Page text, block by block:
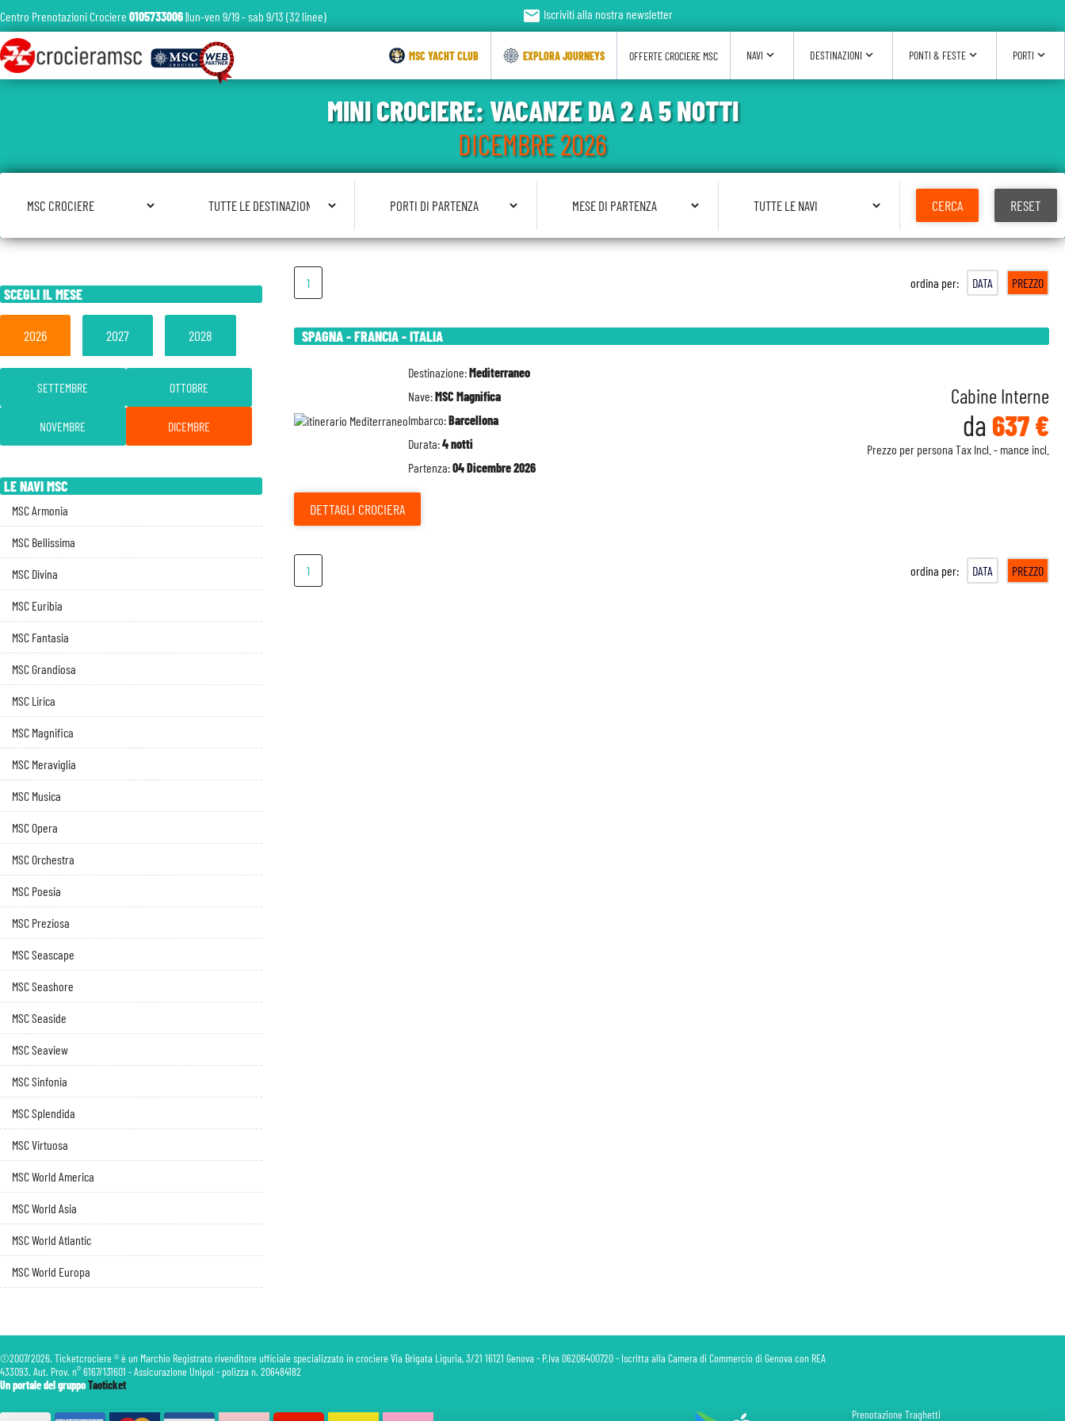
1 ordina per: DATA PREZZO
SPAGNA - FRANCIA - ITALIA
Destinazione:Mediterraneo
Nave:MSC Magnifica
Imbarco:Barcellona
Durata:4 notti
Partenza:04 Dicembre 2026
Cabine Interne
da 637 €
Prezzo per persona Tax Incl. - mance incl.
DETTAGLI CROCIERA
1 ordina per: DATA PREZZO
SCEGLI IL MESE
2026
SETTEMBRE OTTOBRE
NOVEMBRE DICEMBRE
2027 2028
LE NAVI MSC
MSC Armonia
MSC Bellissima
MSC Divina
MSC Euribia
MSC Fantasia
MSC Grandiosa
MSC Lirica
MSC Magnifica
MSC Meraviglia
MSC Musica
MSC Opera
MSC Orchestra
MSC Poesia
MSC Preziosa
MSC Seascape
MSC Seashore
MSC Seaside
MSC Seaview
MSC Sinfonia
MSC Splendida
MSC Virtuosa
MSC World America
MSC World Asia
MSC World Atlantic
MSC World Europa
MINI CROCIERE: VACANZE DA 2 A 5 NOTTI
DICEMBRE 2026
CERCA RESET
Centro Prenotazioni Crociere 0105733006|lun-ven 9/19 - sab 9/13 (32 linee) email Iscriviti alla nostra newsletter
MSC YACHT CLUB EXPLORA JOURNEYS OFFERTE CROCIERE MSC NAVI expand_more DESTINAZIONI expand_more PONTI & FESTE expand_more PORTI expand_more
©2007/2026. Ticketcrociere ® è un Marchio Registrato rivenditore ufficiale specializzato in crociere Via Brigata Liguria, 3/21 16121 Genova - P.Iva 06206400720 - Iscritta alla Camera di Commercio di Genova con REA
433093. Aut. Prov. n° 6167/131601 - Assicurazione Unipol - polizza n. 206484182
Un portale del gruppoTaoticket
Prenotazione Traghetti